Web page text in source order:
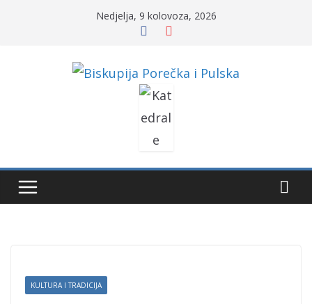
Nedjelja, 9 kolovoza, 2026
KULTURA I TRADICIJA